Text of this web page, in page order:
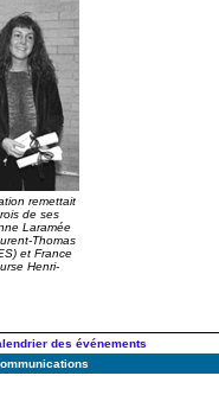
remettait
de ses
Laramée
Thomas
et France
Henri-
des événements